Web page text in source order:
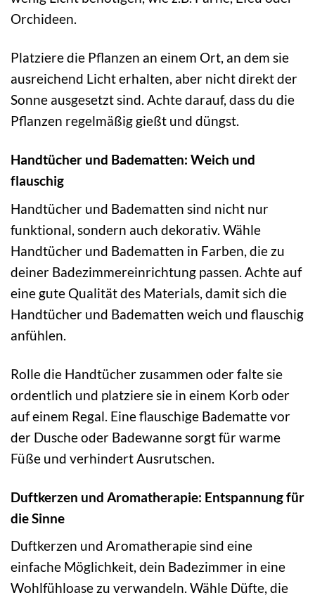
Orchideen.
Platziere die Pflanzen an einem Ort, an dem sie
ausreichend Licht erhalten, aber nicht direkt der
Sonne ausgesetzt sind. Achte darauf, dass du die
Pflanzen regelmäßig gießt und düngst.
Handtücher und Badematten: Weich und
flauschig
Handtücher und Badematten sind nicht nur
funktional, sondern auch dekorativ. Wähle
Handtücher und Badematten in Farben, die zu
deiner Badezimmereinrichtung passen. Achte auf
eine gute Qualität des Materials, damit sich die
Handtücher und Badematten weich und flauschig
anfühlen.
Rolle die Handtücher zusammen oder falte sie
ordentlich und platziere sie in einem Korb oder
auf einem Regal. Eine flauschige Badematte vor
der Dusche oder Badewanne sorgt für warme
Füße und verhindert Ausrutschen.
Duftkerzen und Aromatherapie: Entspannung für
die Sinne
Duftkerzen und Aromatherapie sind eine
einfache Möglichkeit, dein Badezimmer in eine
Wohlfühloase zu verwandeln. Wähle Düfte, die